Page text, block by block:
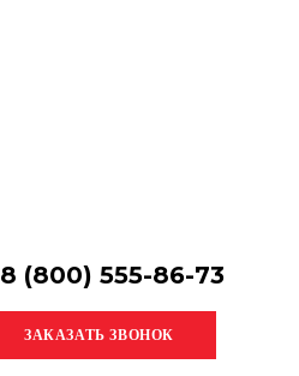
8 (800) 555-86-73